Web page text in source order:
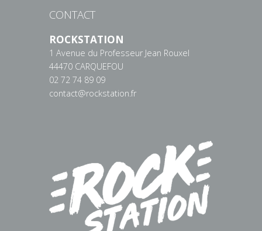
CONTACT
ROCKSTATION
1 Avenue du Professeur Jean Rouxel
44470 CARQUEFOU
02 72 74 89 09
contact@rockstation.fr